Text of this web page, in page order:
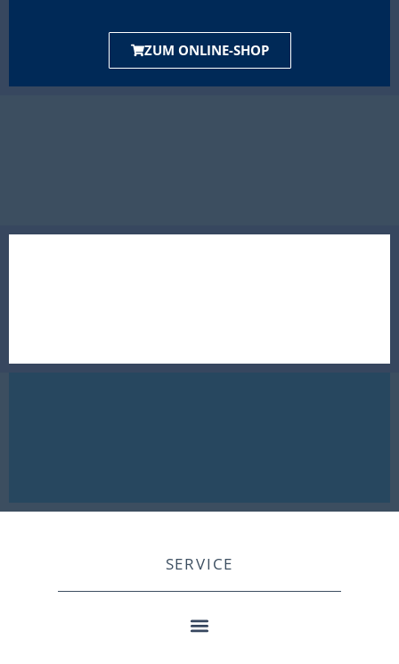
ZUM ONLINE-SHOP
SERVICE